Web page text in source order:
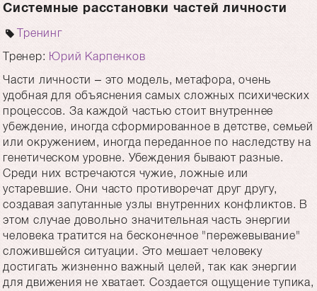
Системные расстановки частей личности
Тренинг
Тренер: Юрий Карпенков
Части личности – это модель, метафора, очень
удобная для объяснения самых сложных психических
процессов. За каждой частью стоит внутреннее
убеждение, иногда сформированное в детстве, семьей
или окружением, иногда переданное по наследству на
генетическом уровне. Убеждения бывают разные.
Среди них встречаются чужие, ложные или
устаревшие. Они часто противоречат друг другу,
создавая запутанные узлы внутренних конфликтов. В
этом случае довольно значительная часть энергии
человека тратится на бесконечное "пережевывание"
сложившейся ситуации. Это мешает человеку
достигать жизненно важный целей, так как энергии
для движения не хватает. Создается ощущение тупика,